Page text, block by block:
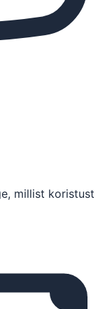
millist koristust